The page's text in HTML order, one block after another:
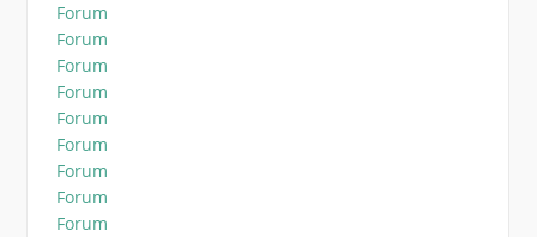
Forum
Forum
Forum
Forum
Forum
Forum
Forum
Forum
Forum